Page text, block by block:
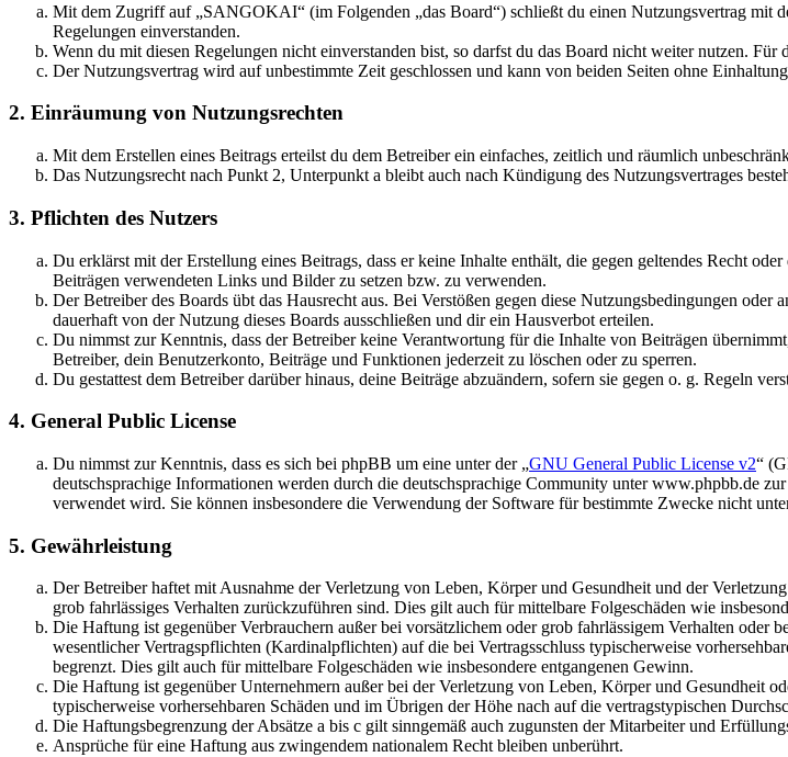
Mit dem Zugriff auf „SANGOKAI“ (im Folgenden „das Board“) schließt du einen Nutzungsvertrag mit
Regelungen einverstanden.
Wenn du mit diesen Regelungen nicht einverstanden bist, so darfst du das Board nicht weiter nutzen.
Der Nutzungsvertrag wird auf unbestimmte Zeit geschlossen und kann von beiden Seiten ohne
2. Einräumung von Nutzungsrechten
Mit dem Erstellen eines Beitrags erteilst du dem Betreiber ein einfaches, zeitlich und räumlich
Das Nutzungsrecht nach Punkt 2, Unterpunkt a bleibt auch nach Kündigung des Nutzungsvertrages
3. Pflichten des Nutzers
Du erklärst mit der Erstellung eines Beitrags, dass er keine Inhalte enthält, die gegen geltendes Recht
Beiträgen verwendeten Links und Bilder zu setzen bzw. zu verwenden.
Der Betreiber des Boards übt das Hausrecht aus. Bei Verstößen gegen diese Nutzungsbedingungen
dauerhaft von der Nutzung dieses Boards ausschließen und dir ein Hausverbot erteilen.
Du nimmst zur Kenntnis, dass der Betreiber keine Verantwortung für die Inhalte von Beiträgen
Betreiber, dein Benutzerkonto, Beiträge und Funktionen jederzeit zu löschen oder zu sperren.
Du gestattest dem Betreiber darüber hinaus, deine Beiträge abzuändern, sofern sie gegen o. g. Regeln
4. General Public License
Du nimmst zur Kenntnis, dass es sich bei phpBB um eine unter der „GNU General Public License v2“
deutschsprachige Informationen werden durch die deutschsprachige Community unter www.phpbb.de
verwendet wird. Sie können insbesondere die Verwendung der Software für bestimmte Zwecke nicht
5. Gewährleistung
Der Betreiber haftet mit Ausnahme der Verletzung von Leben, Körper und Gesundheit und der
grob fahrlässiges Verhalten zurückzuführen sind. Dies gilt auch für mittelbare Folgeschäden wie
Die Haftung ist gegenüber Verbrauchern außer bei vorsätzlichem oder grob fahrlässigem Verhalten
wesentlicher Vertragspflichten (Kardinalpflichten) auf die bei Vertragsschluss typischerweise
begrenzt. Dies gilt auch für mittelbare Folgeschäden wie insbesondere entgangenen Gewinn.
Die Haftung ist gegenüber Unternehmern außer bei der Verletzung von Leben, Körper und Gesundheit
typischerweise vorhersehbaren Schäden und im Übrigen der Höhe nach auf die vertragstypischen
Die Haftungsbegrenzung der Absätze a bis c gilt sinngemäß auch zugunsten der Mitarbeiter und
Ansprüche für eine Haftung aus zwingendem nationalem Recht bleiben unberührt.